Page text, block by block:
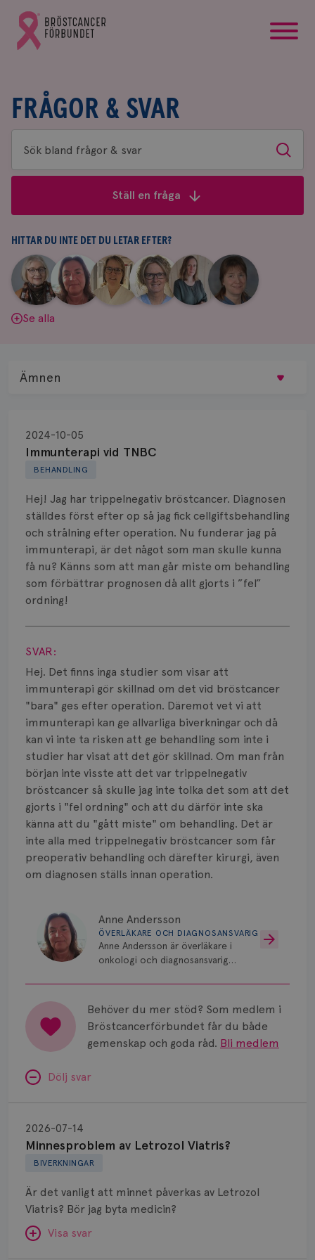
Gå
till
Bröstcancerförbundets
FRÅGOR & SVAR
Sök
bland
&
svar
Sök
Ställ en fråga
HITTAR DU INTE DET DU LETAR EFTER?
Aina
Johnsson
|
Anne
Andersson
Fredrika
Killander
|
Jeanette
Bäcklund
|
Maria
Edegran
|
Yvette
Andersson
Se alla
BEHANDLING
Immunterapi vid TNBC
2024-10-05
Hej! Jag har trippelnegativ bröstcancer. Diagnosen
ställdes först efter op så jag fick cellgiftsbehandling
och strålning efter operation. Nu funderar jag på
immunterapi, är det något som man skulle kunna
få nu? Känns som att man går miste om behandling
som förbättrar prognosen då allt gjorts i ”fel”
ordning!
Visa svar
SVAR:
Hej. Det finns inga studier som visar att
immunterapi gör skillnad om det vid bröstcancer
"bara" ges efter operation. Däremot vet vi att
immunterapi kan ge allvarliga biverkningar och då
kan vi inte ta risken att ge behandling som inte i
studier har visat att det gör skillnad. Om man från
början inte visste att det var trippelnegativ
bröstcancer så skulle jag inte tolka det som att det
gjorts i "fel ordning" och att du därför inte ska
känna att du "gått miste" om behandling. Det är
inte alla med trippelnegativ bröstcancer som får
preoperativ behandling och därefter kirurgi, även
om diagnosen ställs innan operation.
Anne Andersson
ÖVERLÄKARE OCH DIAGNOSANSVARIG
Anne Andersson är överläkare i
onkologi och diagnosansvarig
Universitetssjukhus i Umeå.
Behöver du mer stöd? Som medlem i
Bröstcancerförbundet får du både
gemenskap och goda råd. Bli medlem
Dölj svar
BIVERKNINGAR
Minnesproblem av Letrozol Viatris?
2026-07-14
Är det vanligt att minnet påverkas av Letrozol
Viatris? Bör jag byta medicin?
Visa svar
Letrozol
Viatris?
Ämnen
Biopsi
Biverkningar
Bröstvårta
Knöl
Läkemedel
Typ av bröstcancer
Smärta
Risker
Spridd bröstcancer
Strålning
Vätska